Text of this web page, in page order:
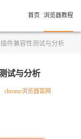
首页 浏览器教程
件兼容性测试与分析
试与分析
chrome浏览器官网